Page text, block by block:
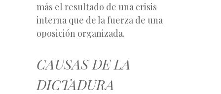
más el resultado de una crisis
interna que de la fuerza de una
oposición organizada.
CAUSAS DE LA
DICTADURA